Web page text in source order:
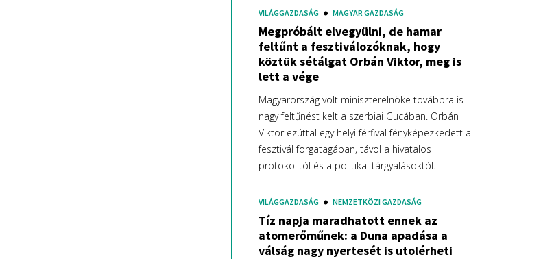
VILÁGGAZDASÁG MAGYAR GAZDASÁG
Megpróbált elvegyülni, de hamar
feltűnt a fesztiválozóknak, hogy
köztük sétálgat Orbán Viktor, meg is
lett a vége
Magyarország volt miniszterelnöke továbbra is
nagy feltűnést kelt a szerbiai Gucában. Orbán
Viktor ezúttal egy helyi férfival fényképezkedett a
fesztivál forgatagában, távol a hivatalos
protokolltól és a politikai tárgyalásoktól.
VILÁGGAZDASÁG NEMZETKÖZI GAZDASÁG
Tíz napja maradhatott ennek az
atomerőműnek: a Duna apadása a
válság nagy nyertesét is utolérheti